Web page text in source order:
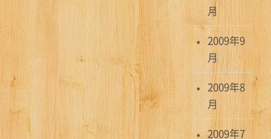
月
2009年9
月
2009年8
月
2009年7